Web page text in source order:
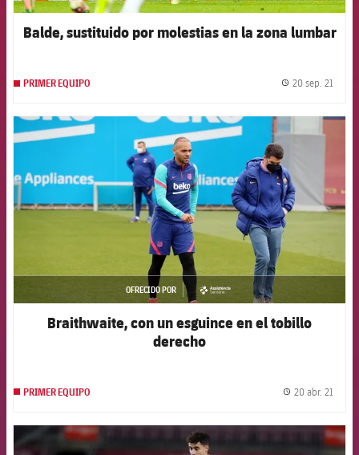
Balde, sustituido por molestias en la zona lumbar
PRIMER EQUIPO 20 sep. 21
FCB Barcelona badge
OFRECIDO POR
asistencia
Braithwaite, con un esguince en el tobillo
derecho
PRIMER EQUIPO 20 abr. 21
FCB Barcelona badge